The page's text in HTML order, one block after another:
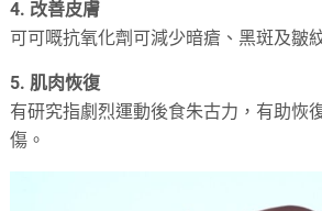
4. 改善皮膚
可可嘅抗氧化劑可減少暗瘡、黑斑及皺
5. 肌肉恢復
有研究指劇烈運動後食朱古力，有助恢
傷。